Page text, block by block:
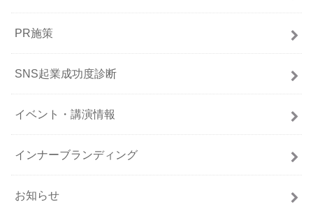
PR施策
SNS起業成功度診断
イベント・講演情報
インナーブランディング
お知らせ